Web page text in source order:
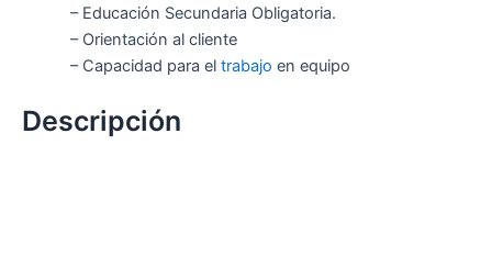
– Educación Secundaria Obligatoria.
– Orientación al cliente
– Capacidad para el trabajo en equipo
Descripción